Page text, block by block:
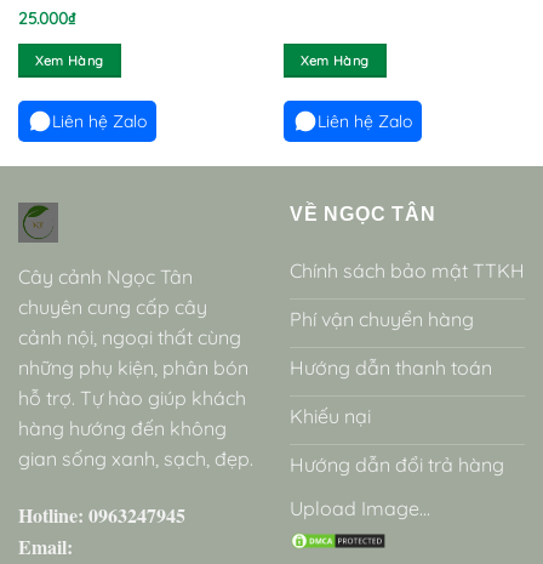
5trên 5
1
đánh giá
25.000₫
Xem Hàng
Liên hệ Zalo
Xem Hàng
Liên hệ Zalo
Cây cảnh Ngọc Tân
chuyên cung cấp cây
cảnh nội, ngoại thất cùng
những phụ kiện, phân bón
hỗ trợ. Tự hào giúp khách
hàng hướng đến không
gian sống xanh, sạch, đẹp.
Hotline: 0963247945
Email:
VỀ NGỌC TÂN
Chính sách bảo mật TTKH
Phí vận chuyển hàng
Hướng dẫn thanh toán
Khiếu nại
Hướng dẫn đổi trả hàng
Upload Image...